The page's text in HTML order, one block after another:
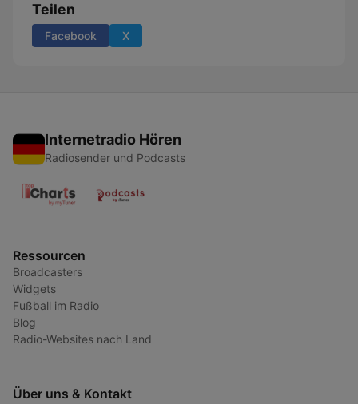
Teilen
Facebook X
Internetradio Hören
Radiosender und Podcasts
Ressourcen
Broadcasters
Widgets
Fußball im Radio
Blog
Radio-Websites nach Land
Über uns & Kontakt